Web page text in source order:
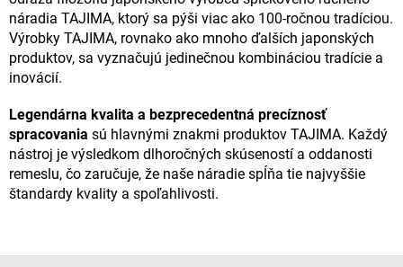
náradia TAJIMA, ktorý sa pýši viac ako 100-ročnou tradíciou.
Výrobky TAJIMA, rovnako ako mnoho ďalších japonských
produktov, sa vyznačujú jedinečnou kombináciou tradície a
inovácií.
Legendárna kvalita a bezprecedentná precíznosť
spracovania sú hlavnými znakmi produktov TAJIMA. Každý
nástroj je výsledkom dlhoročných skúseností a oddanosti
remeslu, čo zaručuje, že naše náradie spĺňa tie najvyššie
štandardy kvality a spoľahlivosti.